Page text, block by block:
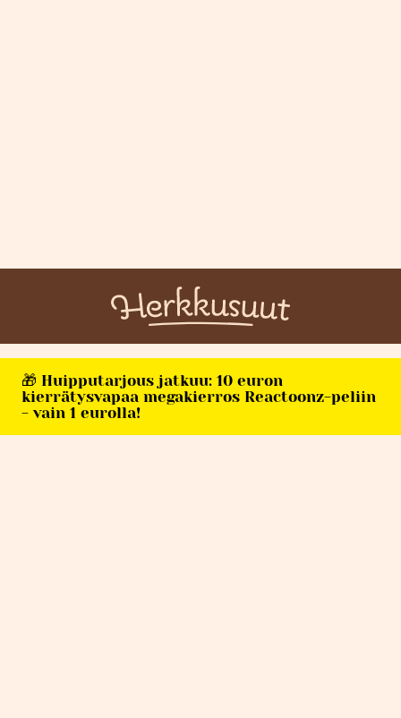
🎁 Huipputarjous jatkuu: 10 euron
kierrätysvapaa megakierros Reactoonz-peliin
- vain 1 eurolla!